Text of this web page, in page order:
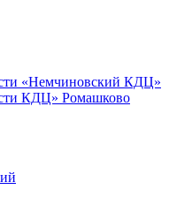
«Немчиновский КДЦ»
КДЦ» Ромашково